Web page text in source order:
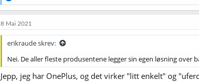
e
a
k
j
o
e
:
8 Mai 2021
erikraude skrev:
Nei. De aller fleste produsentene legger sin egen løsning over
Jepp, jeg har OnePlus, og det virker "litt enkelt" og